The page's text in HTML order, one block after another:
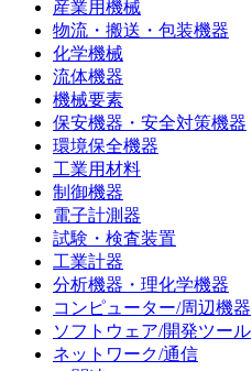
産業用機械
物流・搬送・包装機器
化学機械
流体機器
機械要素
保安機器・安全対策機器
環境保全機器
工業用材料
制御機器
電子計測器
試験・検査装置
工業計器
分析機器・理化学機器
コンピューター/周辺機器
ソフトウェア/開発ツール
ネットワーク/通信